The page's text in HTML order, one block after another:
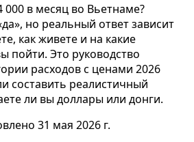
в месяц во Вьетнаме?
но реальный ответ зависит
как живете и на какие
пойти. Это руководство
расходов с ценами 2026
составить реалистичный
ли вы доллары или донги.
31 мая 2026 г.